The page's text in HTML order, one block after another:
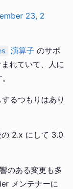
23, 2
演算子 のサポ
れていて、人に
るつもりはあり
2.x にして 3.0
のある変更も多
メンテナーに